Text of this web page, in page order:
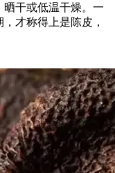
晒干或低温干燥。一
才称得上是陈皮，